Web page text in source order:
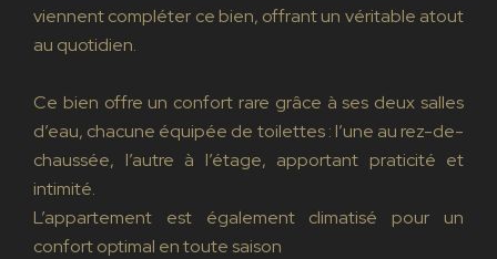
viennent compléter ce bien, offrant un véritable atout
au quotidien.
Ce bien offre un confort rare grâce à ses deux salles
d’eau, chacune équipée de toilettes : l’une au rez-de-
chaussée, l’autre à l’étage, apportant praticité et
intimité.
L’appartement est également climatisé pour un
confort optimal en toute saison